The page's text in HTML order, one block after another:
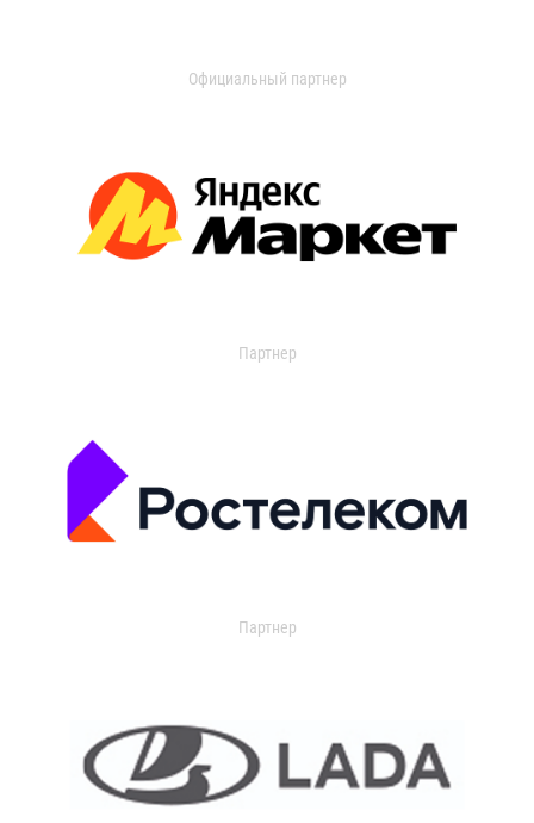
Официальный партнер
Партнер
Партнер